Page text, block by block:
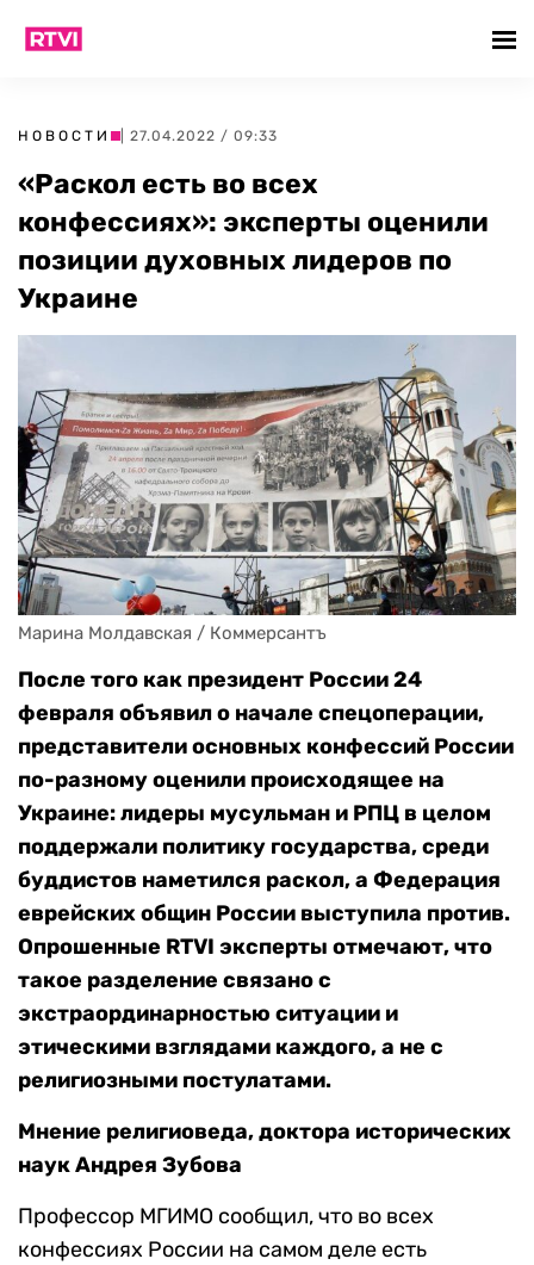
НОВОСТИ | 27.04.2022 / 09:33
«Раскол есть во всех
конфессиях»: эксперты оценили
позиции духовных лидеров по
Украине
Марина Молдавская / Коммерсантъ
После того как президент России 24
февраля объявил о начале спецоперации,
представители основных конфессий России
по-разному оценили происходящее на
Украине: лидеры мусульман и РПЦ в целом
поддержали политику государства, среди
буддистов наметился раскол, а Федерация
еврейских общин России выступила против.
Опрошенные RTVI эксперты отмечают, что
такое разделение связано с
экстраординарностью ситуации и
этическими взглядами каждого, а не с
религиозными постулатами.
Мнение религиоведа, доктора исторических
наук Андрея Зубова
Профессор МГИМО сообщил, что во всех
конфессиях России на самом деле есть